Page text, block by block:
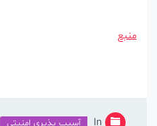
In آسیب پذیری امنیتی